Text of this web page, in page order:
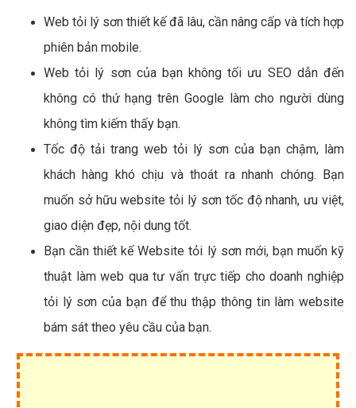
Web tỏi lý sơn thiết kế đã lâu, cần nâng cấp và tích hợp
phiên bản mobile.
Web tỏi lý sơn của bạn không tối ưu SEO dẫn đến
không có thứ hạng trên Google làm cho người dùng
không tìm kiếm thấy bạn.
Tốc độ tải trang web tỏi lý sơn của bạn chậm, làm
khách hàng khó chịu và thoát ra nhanh chóng. Bạn
muốn sở hữu website tỏi lý sơn tốc độ nhanh, ưu việt,
giao diện đẹp, nội dung tốt.
Bạn cần thiết kế Website tỏi lý sơn mới, bạn muốn kỹ
thuật làm web qua tư vấn trực tiếp cho doanh nghiệp
tỏi lý sơn của bạn để thu thập thông tin làm website
bám sát theo yêu cầu của bạn.